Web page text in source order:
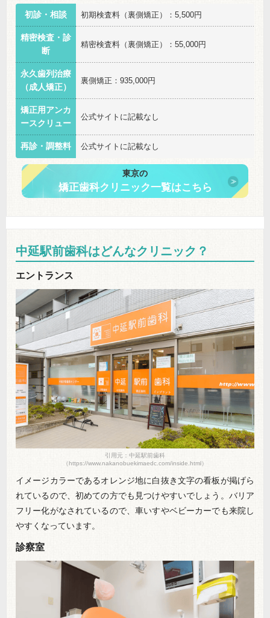
初診・相談 初期検査料（裏側矯正）：5,500円
精密検査・診
断
精密検査料（裏側矯正）：55,000円
永久歯列治療
（成人矯正）
裏側矯正：935,000円
矯正用アンカ
ースクリュー
公式サイトに記載なし
再診・調整料 公式サイトに記載なし
東京の
矯正歯科クリニック一覧はこちら
中延駅前歯科はどんなクリニック？
エントランス
引用元：中延駅前歯科
（https://www.nakanobuekimaedc.com/inside.html）
イメージカラーであるオレンジ地に白抜き文字の看板が掲げら
れているので、初めての方でも見つけやすいでしょう。バリア
フリー化がなされているので、車いすやベビーカーでも来院し
やすくなっています。
診察室